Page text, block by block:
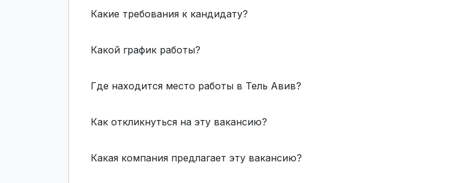
Какие требования к кандидату?
Какой график работы?
Где находится место работы в Тель Авив?
Как откликнуться на эту вакансию?
Какая компания предлагает эту вакансию?